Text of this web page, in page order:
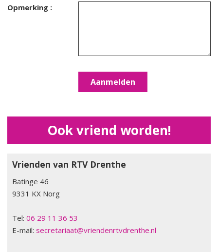
Opmerking :
Ook vriend worden!
Vrienden van RTV Drenthe
Batinge 46
9331 KX Norg
Tel: 06 29 11 36 53
E-mail: secretariaat@vriendenrtvdrenthe.nl
2023 Vriendenmiddag 18 meert
2022 Algemene Ledenvergadering Notulen
2021 Vriendenfietsdag 11 september
2021 Algemene Ledenvergadering Notulen